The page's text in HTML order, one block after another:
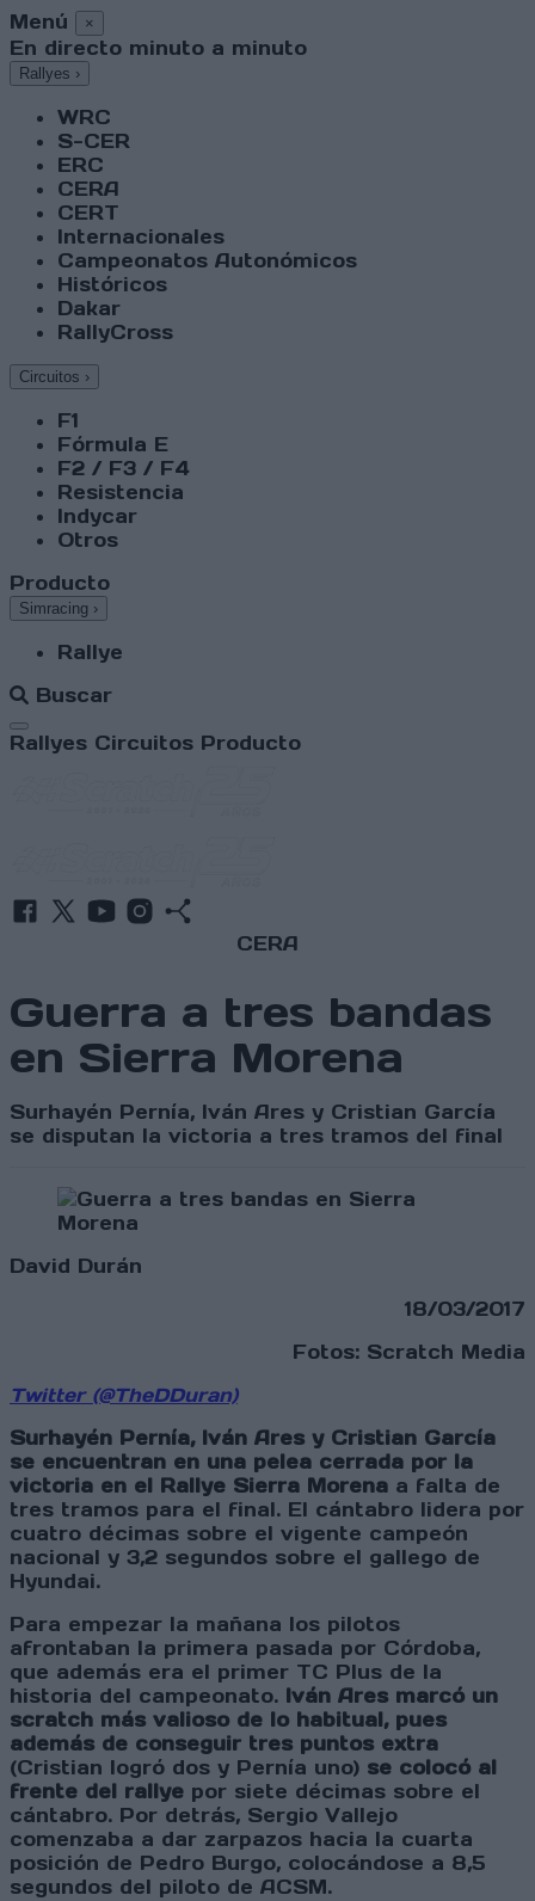
Menú ×
En directo minuto a minuto
Rallyes ›
WRC
S-CER
ERC
CERA
CERT
Internacionales
Campeonatos Autonómicos
Históricos
Dakar
RallyCross
Circuitos ›
F1
Fórmula E
F2 / F3 / F4
Resistencia
Indycar
Otros
Producto
Simracing ›
Rallye
Buscar
Abrir menú
Rallyes Circuitos Producto
CERA
Guerra a tres bandas
en Sierra Morena
Surhayén Pernía, Iván Ares y Cristian García
se disputan la victoria a tres tramos del final
David Durán
18/03/2017
Fotos: Scratch Media
Twitter (@TheDDuran)
Surhayén Pernía, Iván Ares y Cristian García
se encuentran en una pelea cerrada por la
victoria en el Rallye Sierra Morena a falta de
tres tramos para el final. El cántabro lidera por
cuatro décimas sobre el vigente campeón
nacional y 3,2 segundos sobre el gallego de
Hyundai.
Para empezar la mañana los pilotos
afrontaban la primera pasada por Córdoba,
que además era el primer TC Plus de la
historia del campeonato. Iván Ares marcó un
scratch más valioso de lo habitual, pues
además de conseguir tres puntos extra
(Cristian logró dos y Pernía uno) se colocó al
frente del rallye por siete décimas sobre el
cántabro. Por detrás, Sergio Vallejo
comenzaba a dar zarpazos hacia la cuarta
posición de Pedro Burgo, colocándose a 8,5
segundos del piloto de ACSM.